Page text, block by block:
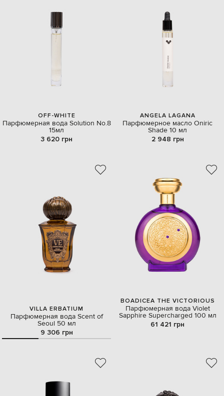
OFF-WHITE
Парфюмерная вода Solution No.8
15мл
3 620 грн
ANGELA LAGANA
Парфюмерное масло Oniric
Shade 10 мл
2 948 грн
VILLA ERBATIUM
Парфюмерная вода Scent of
Seoul 50 мл
9 306 грн
BOADICEA THE VICTORIOUS
Парфюмерная вода Violet
Sapphire Supercharged 100 мл
61 421 грн